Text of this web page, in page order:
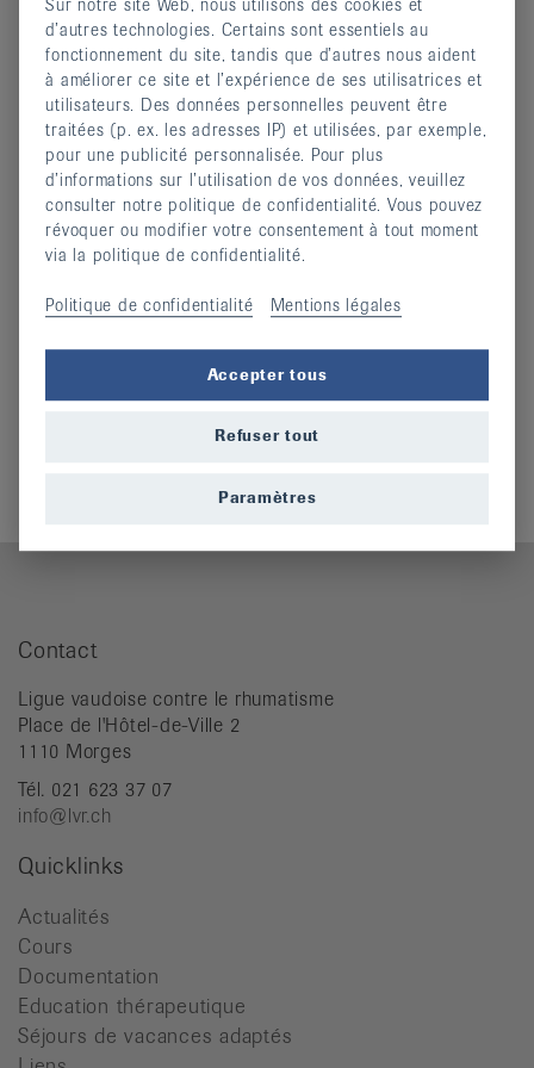
Informations complémentaires
Devenir membre
Soutenir la LVR
Dons de condoléances
Assemblées générales
Je désire adhérer
Je désire faire un don
Contact
Ligue vaudoise contre le rhumatisme
Place de l'Hôtel-de-Ville 2
1110 Morges
Tél. 021 623 37 07
info@lvr.ch
Quicklinks
Actualités
Cours
Documentation
Education thérapeutique
Séjours de vacances adaptés
Sur notre site Web, nous utilisons des cookies et
d’autres technologies. Certains sont essentiels au
fonctionnement du site, tandis que d’autres nous aident
à améliorer ce site et l’expérience de ses utilisatrices et
utilisateurs. Des données personnelles peuvent être
traitées (p. ex. les adresses IP) et utilisées, par exemple,
pour une publicité personnalisée. Pour plus
d’informations sur l’utilisation de vos données, veuillez
consulter notre politique de confidentialité. Vous pouvez
révoquer ou modifier votre consentement à tout moment
via la politique de confidentialité.
Politique de confidentialité Mentions légales
Accepter tous
Refuser tout
Paramètres